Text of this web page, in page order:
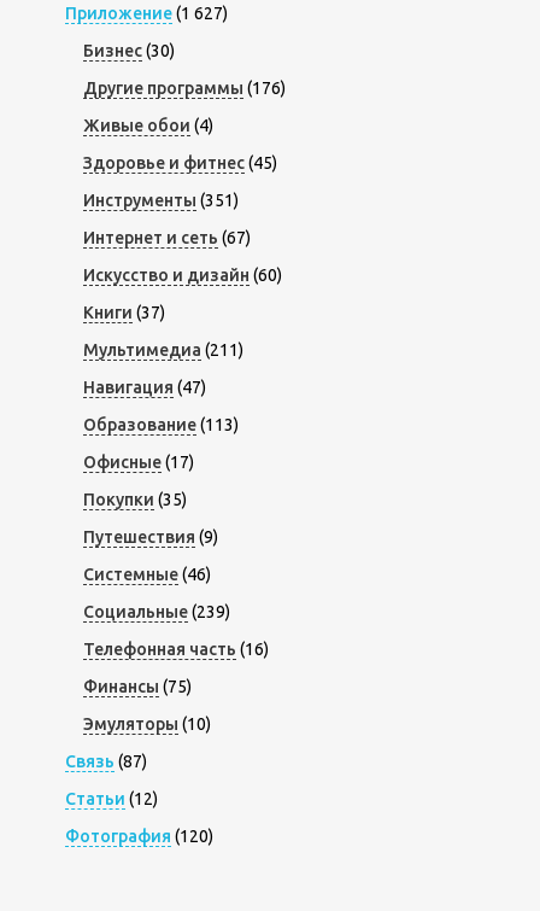
Приложение(1 627)
Бизнес(30)
Другие программы (176)
Живые обои (4)
Здоровье и фитнес(45)
Инструменты (351)
Интернет и сеть (67)
Искусство и дизайн (60)
Книги (37)
Мультимедиа (211)
Навигация (47)
Образование(113)
Офисные(17)
Покупки (35)
Путешествия (9)
Системные(46)
Социальные(239)
Телефонная часть (16)
Финансы (75)
Эмуляторы (10)
Связь (87)
Статьи (12)
Фотография (120)